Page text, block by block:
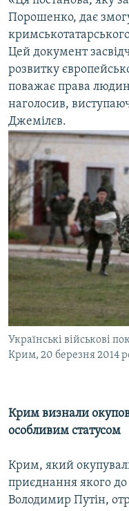
Порошенко, дає
Цей документ
розвитку
поважає права
наголосив,
Джемілєв.
Українські військові
Крим, 20 березня 2014
Крим визнали
особливим статусом
Крим, який
приєднання якого до
Володимир Путін,